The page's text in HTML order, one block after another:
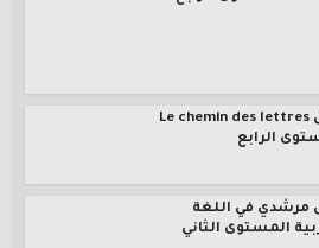
دليل Le chemin des lettres
الرابع
مرشدي في اللغة
المستوى الثاني